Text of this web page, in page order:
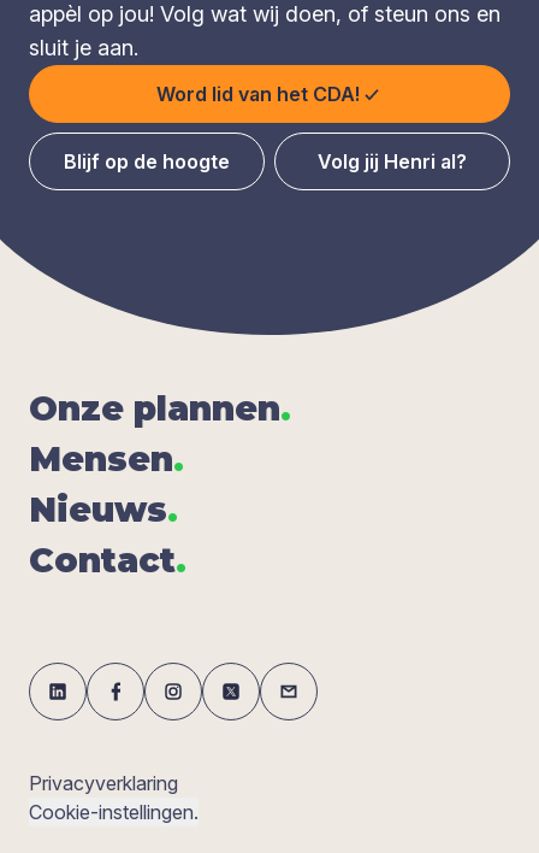
appèl op jou! Volg wat wij doen, of steun ons en
sluit je aan.
Word lid van het CDA!
Blijf op de hoogte Volg jij Henri al?
Onze plan­nen.
Men­sen.
Nieuws.
Con­tact.
Privacyverklaring
Cookie-instellingen.